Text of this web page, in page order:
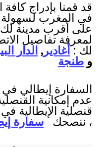
قد قمنا بإدراج
في المغرب لسهولة
على أقرب مدينة لك
لمعرفة تفاصيل
لك :أغادير, الدار
وطنجة
السفارة إيطالي
عدم إمكانية
قنصلية الإيطالية
، ننصحكسفارة